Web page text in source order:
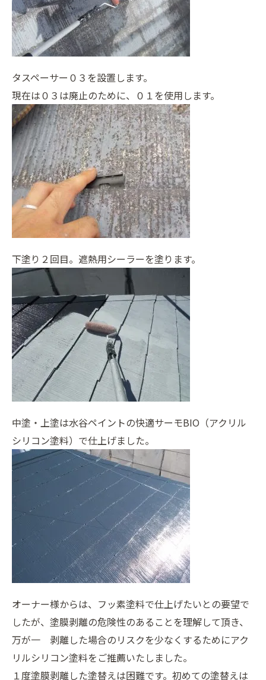
タスペーサー０３を設置します。
現在は０３は廃止のために、０１を使用します。
下塗り２回目。遮熱用シーラーを塗ります。
中塗・上塗は水谷ペイントの快適サーモBIO（アクリル
シリコン塗料）で仕上げました。
オーナー様からは、フッ素塗料で仕上げたいとの要望で
したが、塗膜剥離の危険性のあることを理解して頂き、
万が一 剥離した場合のリスクを少なくするためにアク
リルシリコン塗料をご推薦いたしました。
１度塗膜剥離した塗替えは困難です。初めての塗替えは